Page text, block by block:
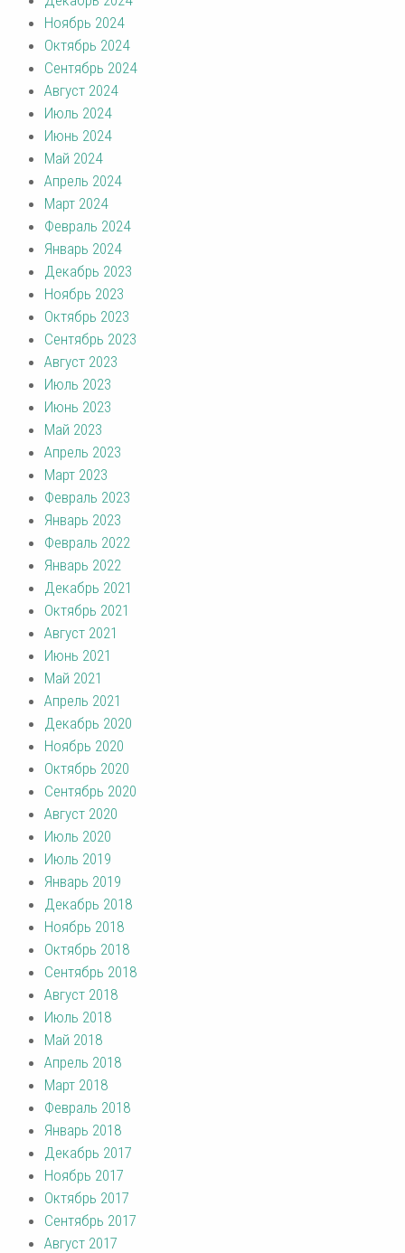
Ноябрь 2024
Октябрь 2024
Сентябрь 2024
Август 2024
Июль 2024
Июнь 2024
Май 2024
Апрель 2024
Март 2024
Февраль 2024
Январь 2024
Декабрь 2023
Ноябрь 2023
Октябрь 2023
Сентябрь 2023
Август 2023
Июль 2023
Июнь 2023
Май 2023
Апрель 2023
Март 2023
Февраль 2023
Январь 2023
Февраль 2022
Январь 2022
Декабрь 2021
Октябрь 2021
Август 2021
Июнь 2021
Май 2021
Апрель 2021
Декабрь 2020
Ноябрь 2020
Октябрь 2020
Сентябрь 2020
Август 2020
Июль 2020
Июль 2019
Январь 2019
Декабрь 2018
Ноябрь 2018
Октябрь 2018
Сентябрь 2018
Август 2018
Июль 2018
Май 2018
Апрель 2018
Март 2018
Февраль 2018
Январь 2018
Декабрь 2017
Ноябрь 2017
Октябрь 2017
Сентябрь 2017
Август 2017